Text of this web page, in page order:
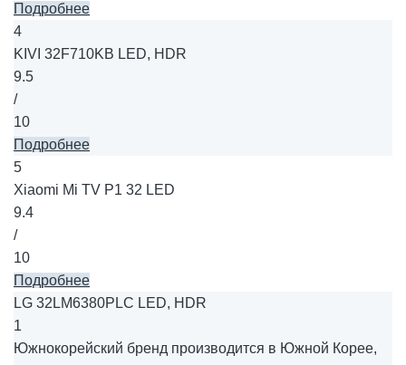
Подробнее
4
KIVI 32F710KB LED, HDR
9.5
/
10
Подробнее
5
Xiaomi Mi TV P1 32 LED
9.4
/
10
Подробнее
LG 32LM6380PLC LED, HDR
1
Южнокорейский бренд производится в Южной Корее,